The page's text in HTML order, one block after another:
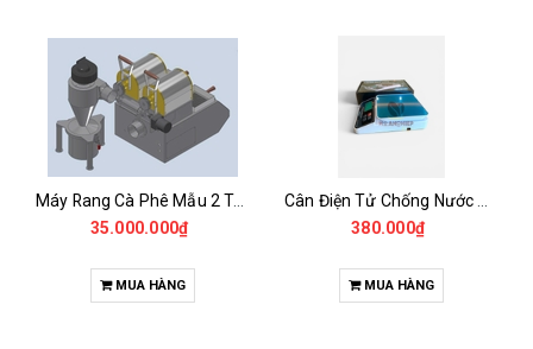
Máy Rang Cà Phê Mẫu 2 Trống Rang (500+500gr)
35.000.000₫
MUA HÀNG
380.000₫
MUA HÀNG